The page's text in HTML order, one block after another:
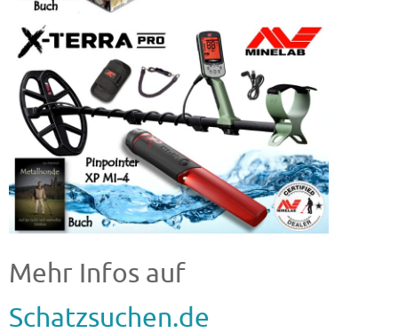
Mehr Infos auf
Schatzsuchen.de